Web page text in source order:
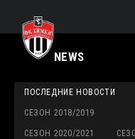
NEWS
ПОСЛЕДНИЕ НОВОСТИ
СЕЗОН 2018/2019
СЕЗОН 2020/2021